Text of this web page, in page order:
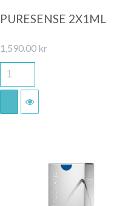
PURESENSE 2X1ML
1,590.00 kr